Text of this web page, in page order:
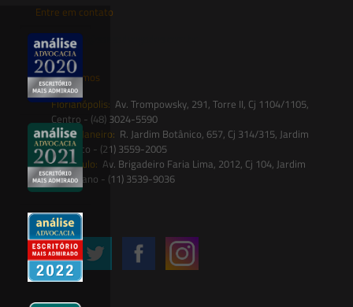
Entre em contato
contato@saesadvogados.com.br
Onde estamos
Florianópolis: Av. Trompowsky, 291, Torre II, Cj 1104/1105,
Centro - (48) 3024-5590
Rio de Janeiro: R. Jardim Botânico, 657, Cj 314/315, Jardim
Botânico - (21) 3559-2005
São Paulo: Av. Brigadeiro Faria Lima, 2012, Cj 104, Jardim
Paulistano - (11) 3539-9036
Siga-nos